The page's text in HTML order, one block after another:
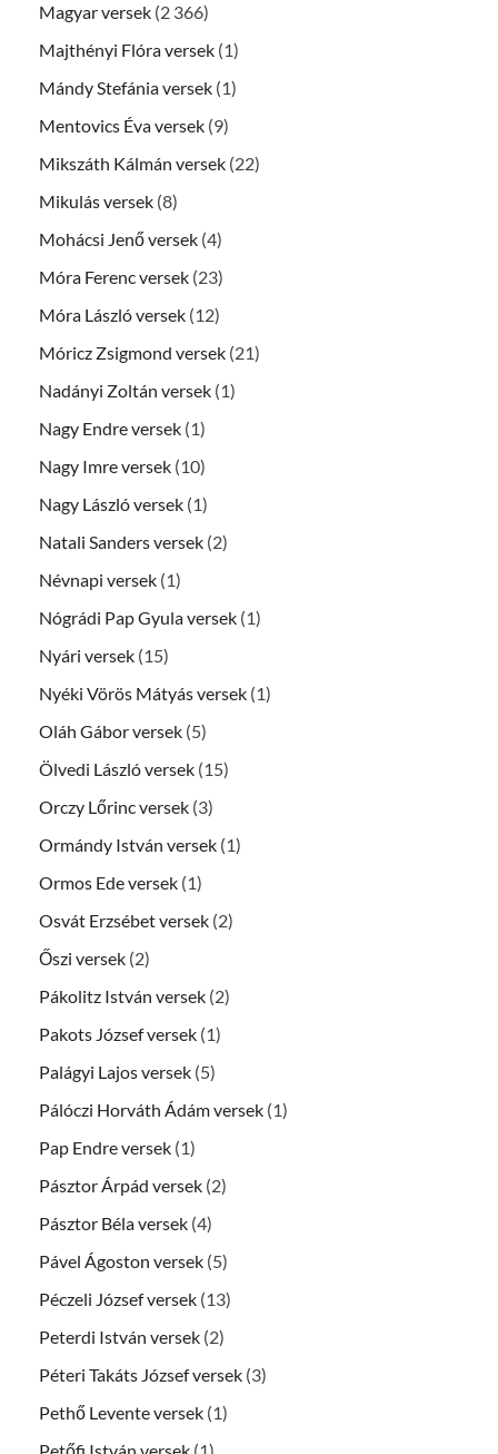
Magyar versek (2 366)
Majthényi Flóra versek (1)
Mándy Stefánia versek (1)
Mentovics Éva versek (9)
Mikszáth Kálmán versek (22)
Mikulás versek (8)
Mohácsi Jenő versek (4)
Móra Ferenc versek (23)
Móra László versek (12)
Móricz Zsigmond versek (21)
Nadányi Zoltán versek (1)
Nagy Endre versek (1)
Nagy Imre versek (10)
Nagy László versek (1)
Natali Sanders versek (2)
Névnapi versek (1)
Nógrádi Pap Gyula versek (1)
Nyári versek (15)
Nyéki Vörös Mátyás versek (1)
Oláh Gábor versek (5)
Ölvedi László versek (15)
Orczy Lőrinc versek (3)
Ormándy István versek (1)
Ormos Ede versek (1)
Osvát Erzsébet versek (2)
Őszi versek (2)
Pákolitz István versek (2)
Pakots József versek (1)
Palágyi Lajos versek (5)
Pálóczi Horváth Ádám versek (1)
Pap Endre versek (1)
Pásztor Árpád versek (2)
Pásztor Béla versek (4)
Pável Ágoston versek (5)
Péczeli József versek (13)
Peterdi István versek (2)
Péteri Takáts József versek (3)
Pethő Levente versek (1)